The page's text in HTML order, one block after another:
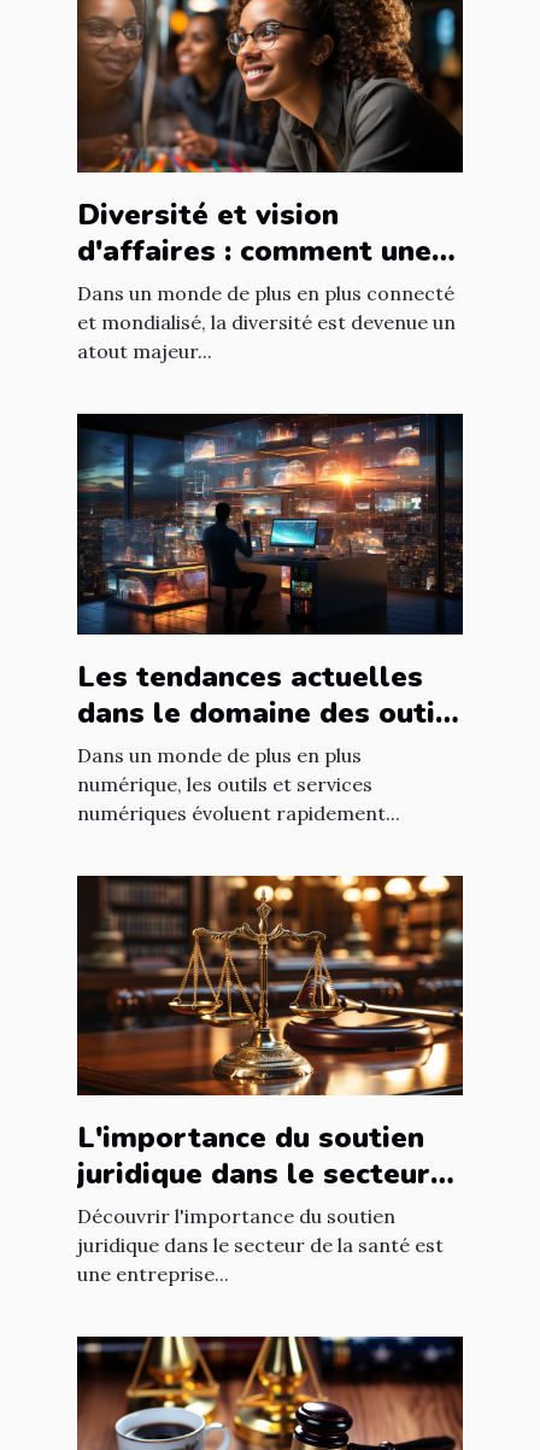
Diversité et vision
d'affaires : comment une
équipe diversifiée peut
stimuler l'innovation
Dans un monde de plus en plus connecté
et mondialisé, la diversité est devenue un
atout majeur...
Les tendances actuelles
dans le domaine des outils
et services numériques
Dans un monde de plus en plus
numérique, les outils et services
numériques évoluent rapidement...
L'importance du soutien
juridique dans le secteur
de la santé
Découvrir l'importance du soutien
juridique dans le secteur de la santé est
une entreprise...